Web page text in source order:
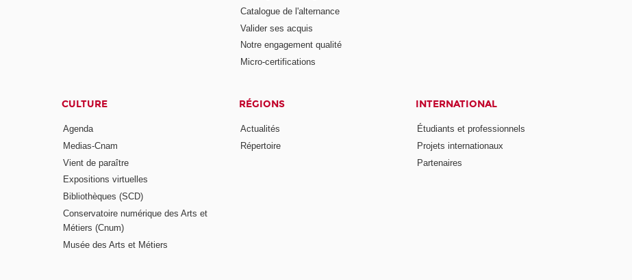
Catalogue de l'alternance
Valider ses acquis
Notre engagement qualité
Micro-certifications
CULTURE
Agenda
Medias-Cnam
Vient de paraître
Expositions virtuelles
Bibliothèques (SCD)
Conservatoire numérique des Arts et
Métiers (Cnum)
Musée des Arts et Métiers
RÉGIONS
Actualités
Répertoire
INTERNATIONAL
Étudiants et professionnels
Projets internationaux
Partenaires